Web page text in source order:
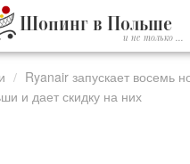
Шопинг в Польше
и не только ...
Ryanair запускает восемь
и дает скидку на них